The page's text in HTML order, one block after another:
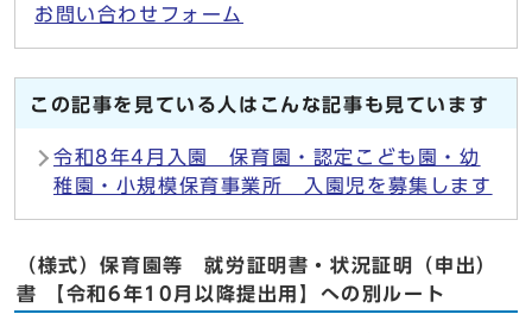
お問い合わせフォーム
この記事を見ている人はこんな記事も見ています
令和8年4月入園 保育園・認定こども園・幼
稚園・小規模保育事業所 入園児を募集します
（様式）保育園等 就労証明書・状況証明（申出）
書 【令和6年10月以降提出用】への別ルート